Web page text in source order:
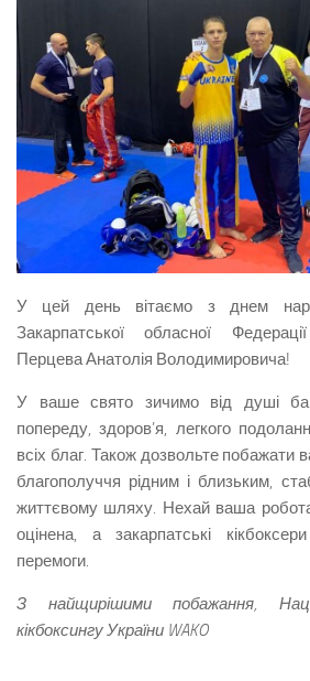
У цей день вітаємо з днем
Закарпатської обласної
Перцева Анатолія Володимировича!
У ваше свято зичимо від душі
попереду, здоров’я, легкого
всіх благ. Також дозвольте побажати
благополуччя рідним і близьким,
життєвому шляху. Нехай ваша
оцінена, а закарпатські
перемоги.
З найщирішими побажання,
кікбоксингу України WAKO